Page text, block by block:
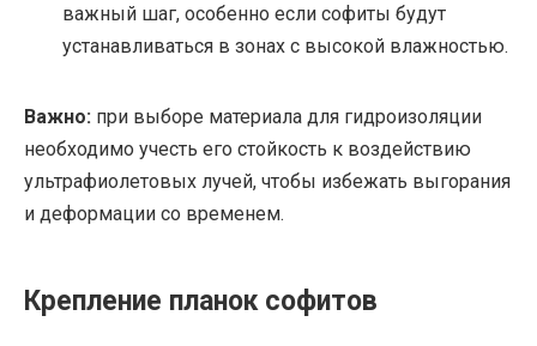
важный шаг, особенно если софиты будут
устанавливаться в зонах с высокой влажностью.
Важно: при выборе материала для гидроизоляции
необходимо учесть его стойкость к воздействию
ультрафиолетовых лучей, чтобы избежать выгорания
и деформации со временем.
Крепление планок софитов